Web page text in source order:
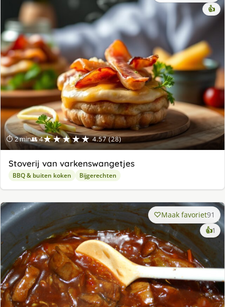
⏱ 2 min👥 4★★★★★ 4.57 (28)
👍
Stoverij van varkenswangetjes
BBQ & buiten koken Bijgerechten
Maak favoriet91
👍1